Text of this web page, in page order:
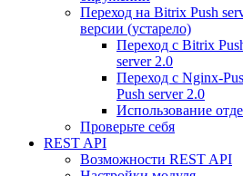
Переход на Bitrix Push
версии (устарело)
Переход с Bitrix
server 2.0
Переход с Nginx-
Push server 2.0
Использование
Проверьте себя
REST API
Возможности REST API